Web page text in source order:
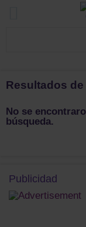
Resultados
No se
búsqueda.
Publicidad